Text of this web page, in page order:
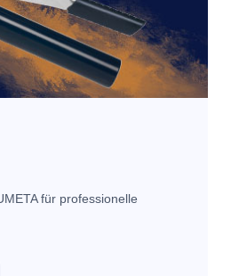
für professionelle